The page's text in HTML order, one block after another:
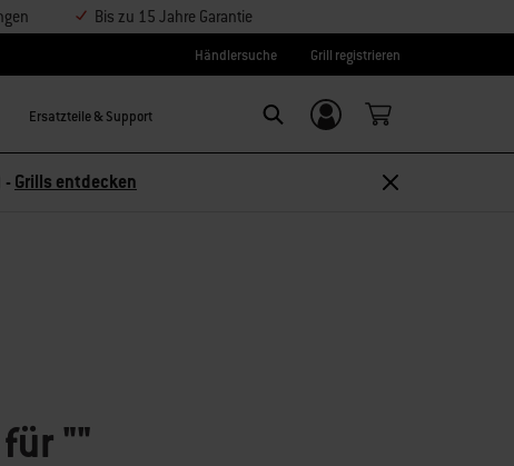
Bis zu 15 Jahre Garantie
Händlersuche Grill registrieren
Ersatzteile & Support
Einloggen/
Weber-ID
- Grills entdecken
""